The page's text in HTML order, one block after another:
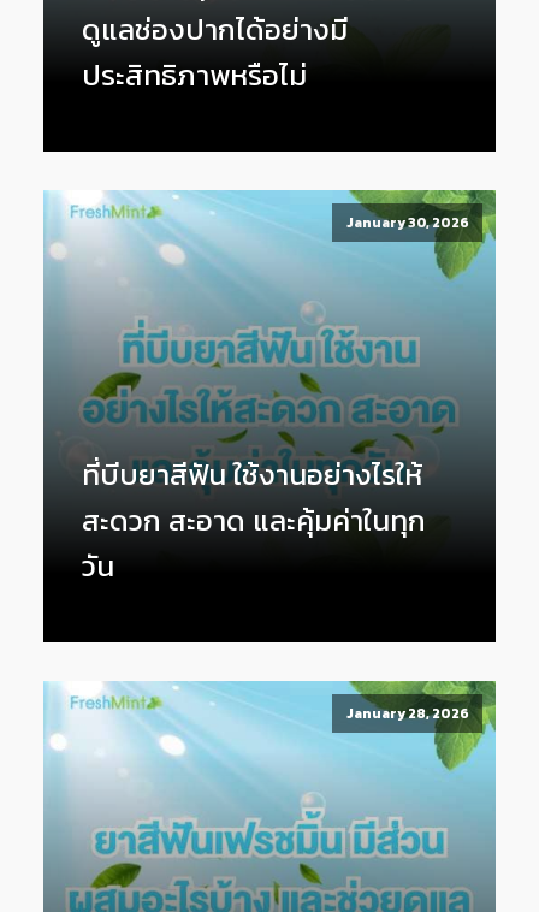
ดูแลช่องปากได้อย่างมี
ประสิทธิภาพหรือไม่
January 30, 2026
ที่บีบยาสีฟัน ใช้งานอย่างไรให้
สะดวก สะอาด และคุ้มค่าในทุก
วัน
January 28, 2026